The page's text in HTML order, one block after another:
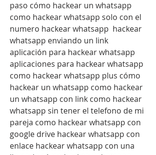
paso cómo hackear un whatsapp
como hackear whatsapp solo con el
numero hackear whatsapp  hackear
whatsapp enviando un link
aplicación para hackear whatsapp
aplicaciones para hackear whatsapp
como hackear whatsapp plus cómo
hackear un whatsapp como hackear
un whatsapp con link como hackear
whatsapp sin tener el telefono de mi
pareja como hackear whatsapp con
google drive hackear whatsapp con
enlace hackear whatsapp con una